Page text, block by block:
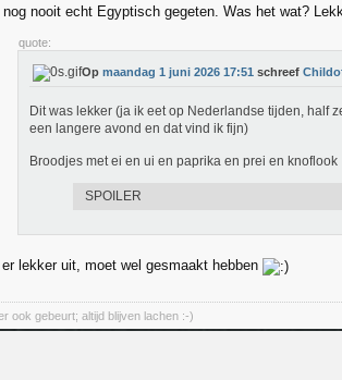
nog nooit echt Egyptisch gegeten. Was het wat?
quote:
Op maandag 1 juni 2026 17:51 schreef
Dit was lekker (ja ik eet op Nederlandse tijden, half
een langere avond en dat vind ik fijn)
Broodjes met ei en ui en paprika en prei en knoflook
SPOILER
lekker uit, moet wel gesmaakt hebben
ook gebeurt; altijd blijven lachen :-)